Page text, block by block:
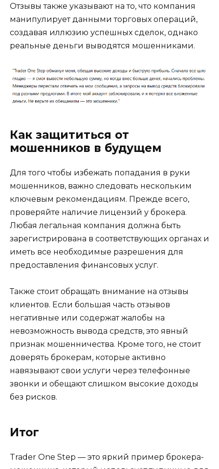
Отзывы также указывают на то, что компания
манипулирует данными торговых операций,
создавая иллюзию успешных сделок, однако
реальные деньги выводятся мошенниками.
Как защититься от
мошенников в будущем
Для того чтобы избежать попадания в руки
мошенников, важно следовать нескольким
ключевым рекомендациям. Прежде всего,
проверяйте наличие лицензий у брокера.
Любая легальная компания должна быть
зарегистрирована в соответствующих органах и
иметь все необходимые разрешения для
предоставления финансовых услуг.
Также стоит обращать внимание на отзывы
клиентов. Если большая часть отзывов
негативные или содержат жалобы на
невозможность вывода средств, это явный
признак мошенничества. Кроме того, не стоит
доверять брокерам, которые активно
навязывают свои услуги через телефонные
звонки и обещают слишком высокие доходы
без рисков.
Итог
Trader One Step — это яркий пример брокера-